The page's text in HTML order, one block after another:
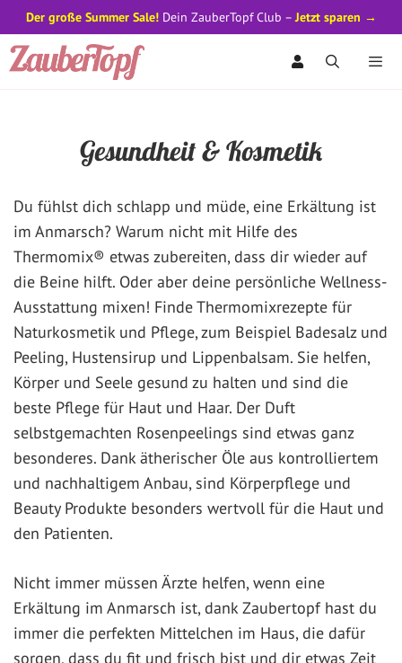
Zum
Inhalt
Gesundheit & Kosmetik
Du fühlst dich schlapp und müde, eine Erkältung ist
im Anmarsch? Warum nicht mit Hilfe des
Thermomix® etwas zubereiten, dass dir wieder auf
die Beine hilft. Oder aber deine persönliche Wellness-
Ausstattung mixen! Finde Thermomixrezepte für
Naturkosmetik und Pflege, zum Beispiel Badesalz und
Peeling, Hustensirup und Lippenbalsam. Sie helfen,
Körper und Seele gesund zu halten und sind die
beste Pflege für Haut und Haar. Der Duft
selbstgemachten Rosenpeelings sind etwas ganz
besonderes. Dank ätherischer Öle aus kontrolliertem
und nachhaltigem Anbau, sind Körperpflege und
Beauty Produkte besonders wertvoll für die Haut und
den Patienten.
Nicht immer müssen Ärzte helfen, wenn eine
Erkältung im Anmarsch ist, dank Zaubertopf hast du
immer die perfekten Mittelchen im Haus, die dafür
sorgen, dass du fit und frisch bist und dir etwas Zeit
Der große Summer Sale!Dein ZauberTopf Club –Jetzt sparen →